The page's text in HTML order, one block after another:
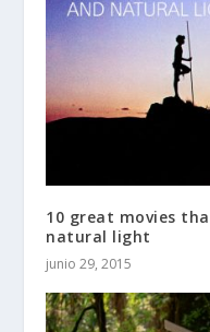
10 great movies
natural light
junio 29, 2015